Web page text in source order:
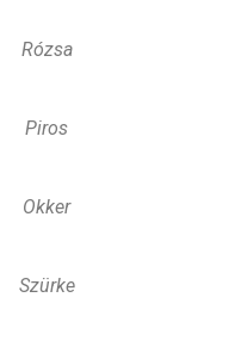
Rózsa
Piros
Okker
Szürke